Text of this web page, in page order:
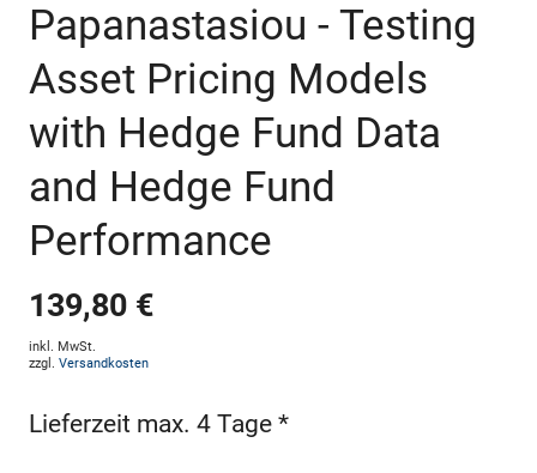
Papanastasiou - Testing
Asset Pricing Models
with Hedge Fund Data
and Hedge Fund
Performance
139,80 €
inkl. MwSt.
zzgl. Versandkosten
Lieferzeit max. 4 Tage *